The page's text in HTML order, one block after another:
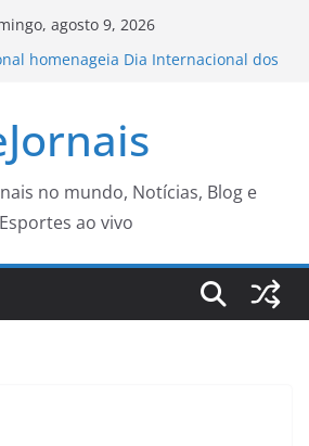
agosto 9, 2026
homenageia Dia Internacional dos
– CGNotícias
783 mil atendimentos
à mulher em 2025
do ‘Médico Na Praça’ para a
– Agência de Notícias
celebra cultura e tradição em
no mundo, Notícias, Blog e
Esportes ao vivo